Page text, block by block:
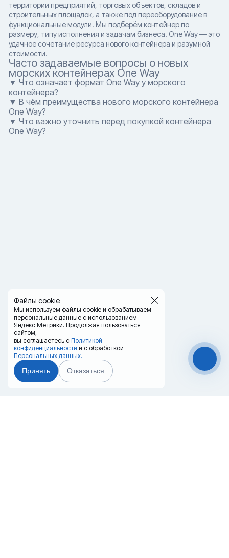
Файлы cookie
Мы используем файлы cookie и обрабатываем
персональные данные с использованием
Яндекс Метрики. Продолжая пользоваться
сайтом,
вы соглашаетесь с Политикой
конфиденциальности и с обработкой
Персональных данных.
Принять Отказаться
территории предприятий, торговых объектов, складов и
строительных площадок, а также под переоборудование в
функциональные модули. Мы подберём контейнер по
размеру, типу исполнения и задачам бизнеса. One Way — это
удачное сочетание ресурса нового контейнера и разумной
стоимости.
Часто задаваемые вопросы о новых
морских контейнерах One Way
▼ Что означает формат One Way у морского
контейнера?
▼ В чём преимущества нового морского контейнера
One Way?
▼ Что важно уточнить перед покупкой контейнера
One Way?